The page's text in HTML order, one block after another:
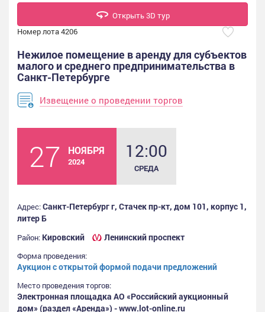
Открыть 3D тур
Номер лота 4206
Нежилое помещение в аренду для субъектов
малого и среднего предпринимательства в
Санкт-Петербурге
Извещение о проведении торгов
27 НОЯБРЯ
2024 12:00
СРЕДА
Адрес:Санкт-Петербург г, Стачек пр-кт, дом 101, корпус 1,
литер Б
Район: Кировский Ленинский проспект
Форма проведения:
Аукцион с открытой формой подачи предложений
Место проведения торгов:
Электронная площадка АО «Российский аукционный
дом» (раздел «Аренда») - www.lot-online.ru